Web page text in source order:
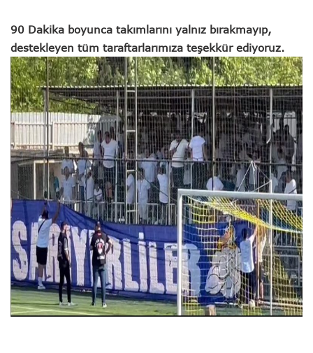
90 Dakika boyunca takımlarını yalnız bırakmayıp,
destekleyen tüm taraftarlarımıza teşekkür ediyoruz.